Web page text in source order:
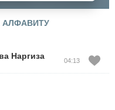
АЛФАВИТУ
Наргиза
04:13